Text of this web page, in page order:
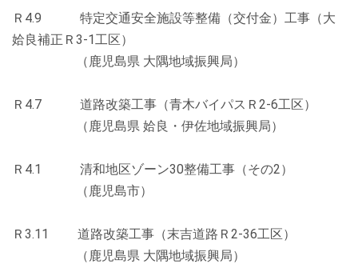
Ｒ4.9 特定交通安全施設等整備（交付金）工事（大
姶良補正Ｒ3-1工区）
（鹿児島県 大隅地域振興局）
Ｒ4.7 道路改築工事（青木バイパスＲ2-6工区）
（鹿児島県 姶良・伊佐地域振興局）
Ｒ4.1 清和地区ゾーン30整備工事（その2）
（鹿児島市）
Ｒ3.11 道路改築工事（末吉道路Ｒ2-36工区）
（鹿児島県 大隅地域振興局）